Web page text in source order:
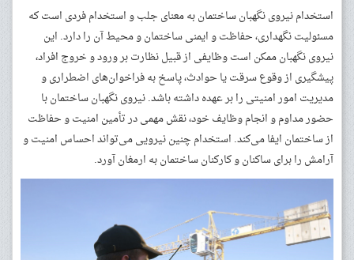
استخدام نیروی نگهبان ساختمان به معنای جلب و استخدام فردی است که
مسئولیت نگهداری، حفاظت و ایمنی ساختمان و محیط آن را دارد. این
نیروی نگهبان ممکن است وظایفی از قبیل نظارت بر ورود و خروج افراد،
پیشگیری از وقوع سرقت یا حوادث، پاسخ به فراخوان‌های اضطراری و
مدیریت امور امنیتی را بر عهده داشته باشد. نیروی نگهبان ساختمان با
حضور مداوم و انجام وظایف خود، نقش مهمی در تأمین امنیت و حفاظت
از ساختمان ایفا می‌کند. استخدام چنین نیرویی می‌تواند احساس امنیت و
آرامش را برای ساکنان و کارکنان ساختمان به ارمغان آورد.